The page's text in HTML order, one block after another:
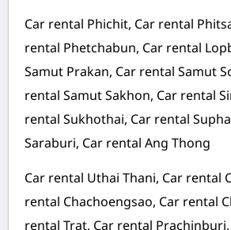
Car rental Phichit, Car rental
rental Phetchabun, Car rental
Samut Prakan, Car rental Samut
rental Samut Sakhon, Car rental
rental Sukhothai, Car rental
Saraburi, Car rental Ang Thong
Car rental Uthai Thani, Car rental
rental Chachoengsao, Car rental
rental Trat, Car rental